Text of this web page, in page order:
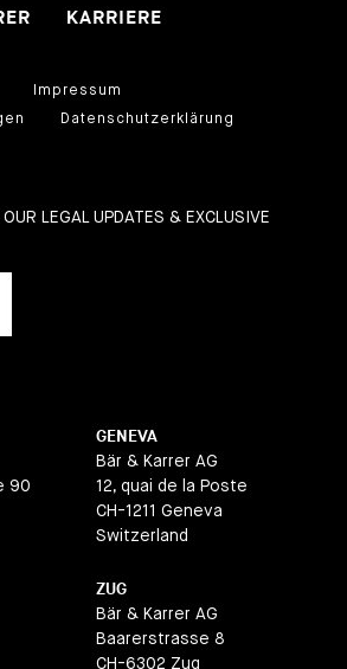
KARRIERE
Impressum
Datenschutzerklärung
LEGAL UPDATES & EXCLUSIVE
90
GENEVA
Bär & Karrer AG
12, quai de la Poste
CH-1211 Geneva
Switzerland
ZUG
Bär & Karrer AG
Baarerstrasse 8
CH-6302 Zug